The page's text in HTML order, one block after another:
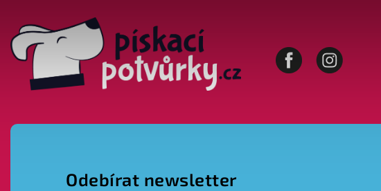
FacebookInstagram
Odebírat newsletter